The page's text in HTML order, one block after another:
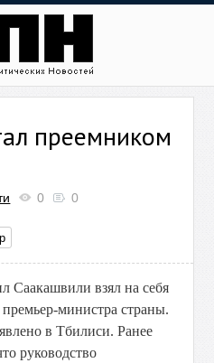
преемником
0 0
Саакашвили взял на себя
министра страны.
в Тбилиси. Ранее
руководство